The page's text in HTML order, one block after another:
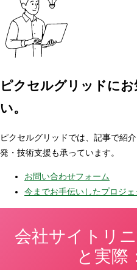
ピクセルグリッドにお
い。
ピクセルグリッドでは、記事で紹
発・技術支援も承っています。
お問い合わせフォーム
今までお手伝いしたプロジェ
会社サイトリ
と実際